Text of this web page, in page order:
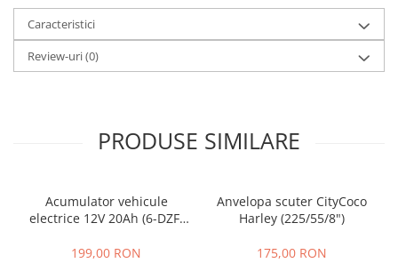
50 km/h
Chopper
Harley
➔ Kuba
PIESE DE SCHIMB
Acceleratii
Caracteristici
Review-uri(0)
PRODUSE SIMILARE
Acumulator vehicule
electrice 12V 20Ah (6-DZF-
199,00 RON
Anvelopa scuter CityCoco
Harley (225/55/8")
175,00 RON